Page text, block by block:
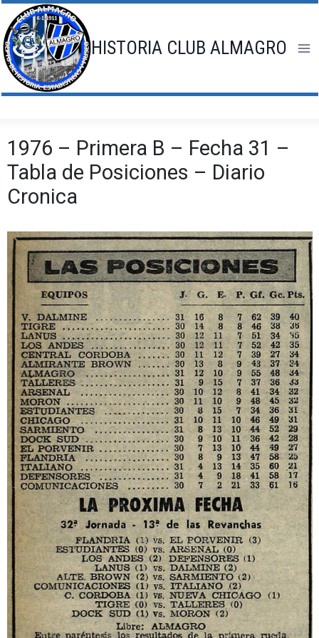
Saltar
al
contenido
HISTORIA CLUB ALMAGRO
1976 – Primera B – Fecha 31 –
Tabla de Posiciones – Diario
Cronica